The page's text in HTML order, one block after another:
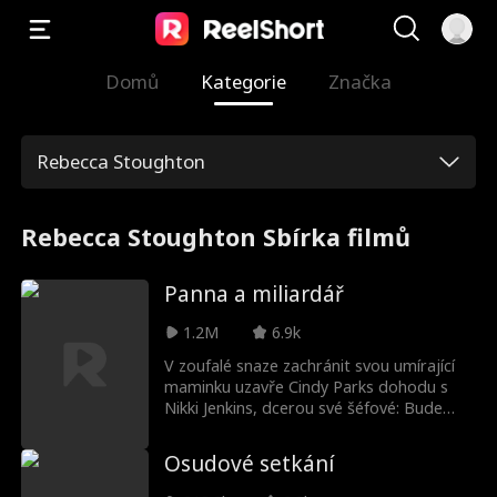
Domů Kategorie Značka
Rebecca Stoughton
Rebecca Stoughton Sbírka filmů
Panna a miliardář
1.2M
6.9k
V zoufalé snaze zachránit svou umírající
maminku uzavře Cindy Parks dohodu s
Nikki Jenkins, dcerou své šéfové: Bude
odevzdá miliardáři Charlesi Kanovi. Nikki
tento podvod využije, aby Charlese
oklamala a donutila ho si ji vzít. Když však
Osudové setkání